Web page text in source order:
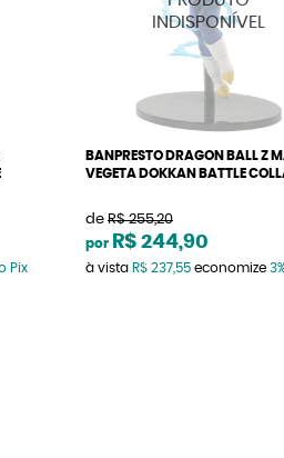
Pix
BANPRESTO DRAGON BALL Z
VEGETA DOKKAN BATTLE
de R$ 255,20
por R$ 244,90
à vista R$ 237,55 economize